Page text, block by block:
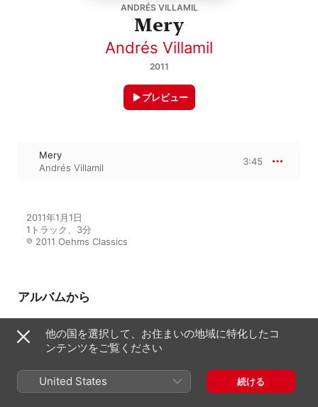
ANDRÉS VILLAMIL
Mery
Andrés Villamil
2011
プレビュー
Mery
Andrés Villamil
3:45
2011年1月1日
1トラック、3分
℗ 2011 Oehms Classics
アルバムから
ロメロ/モンターニャ/ベドジャ/ビ
エコ・オルティス/モラレス: ギタ
ー作品集
Andrés Villamil
他の国を選択して、お住まいの地域に特化したコ
ンテンツをご覧ください
United States 続ける